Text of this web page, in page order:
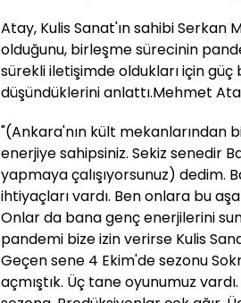
Atay, Kulis Sanat'ın sahibi Serkan
olduğunu, birleşme sürecinin
sürekli iletişimde oldukları için güç
düşündüklerini anlattı.Mehmet
"(Ankara'nın kült mekanlarından
enerjiye sahipsiniz. Sekiz senedir
yapmaya çalışıyorsunuz) dedim.
ihtiyaçları vardı. Ben onlara bu
Onlar da bana genç enerjilerini
pandemi bize izin verirse Kulis
Geçen sene 4 Ekim'de sezonu
açmıştık. Üç tane oyunumuz